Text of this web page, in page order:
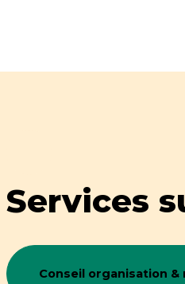
Services
Conseil organisation